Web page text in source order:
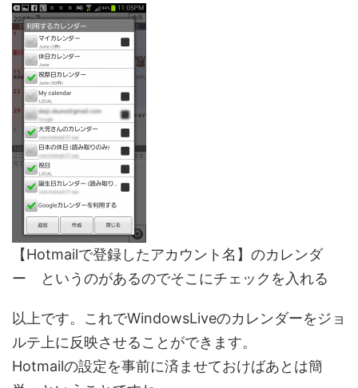
【Hotmailで登録したアカウント名】のカレンダ
ー というのがあるのでそこにチェックを入れる
以上です。これでWindowsLiveのカレンダーをジョ
ルテ上に反映させることができます。
Hotmailの設定を事前に済ませておけばあとは簡